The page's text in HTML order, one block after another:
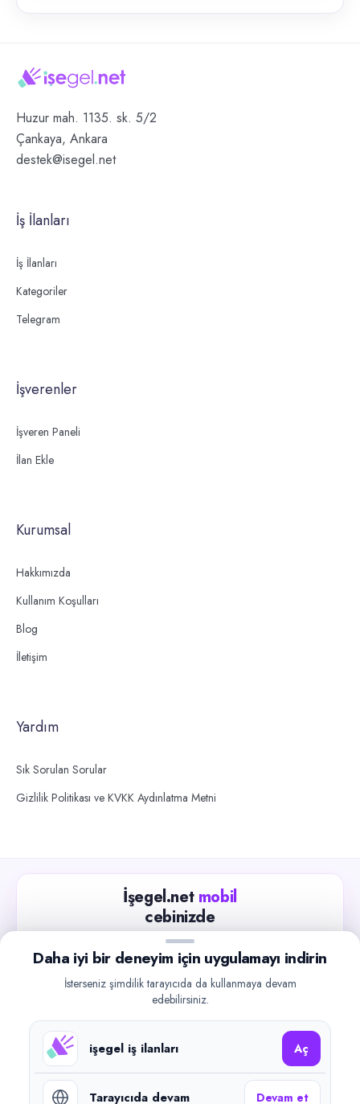
Huzur mah. 1135. sk. 5/2
Çankaya, Ankara
destek@isegel.net
İş İlanları
İş İlanları
Kategoriler
Telegram
İşverenler
İşveren Paneli
İlan Ekle
Kurumsal
Hakkımızda
Kullanım Koşulları
Blog
İletişim
Yardım
Sık Sorulan Sorular
Gizlilik Politikası ve KVKK Aydınlatma Metni
İşegel.net mobil
cebinizde
Güncel iş ilanlarını takip edin, işverenlerle hızlıca
iletişime geçin.
Google Play
Daha iyi bir deneyim için uygulamayı indirin
İsterseniz şimdilik tarayıcıda da kullanmaya devam
edebilirsiniz.
işegel iş ilanları Aç
Tarayıcıda devam Devam et